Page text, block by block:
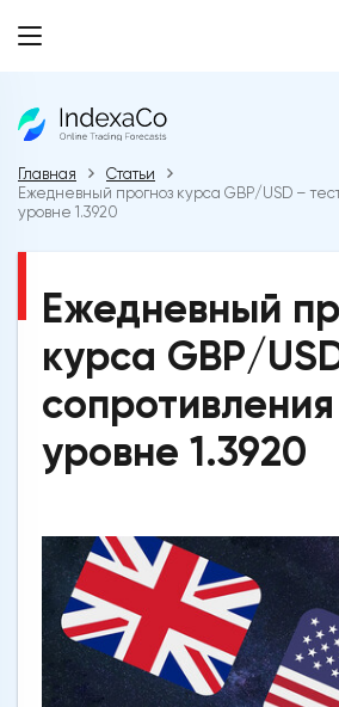
Главная
Статьи
Ежедневный прогноз курса GBP/USD –
уровне 1.3920
Ежедневный
курса GBP/
уровне 1.3920